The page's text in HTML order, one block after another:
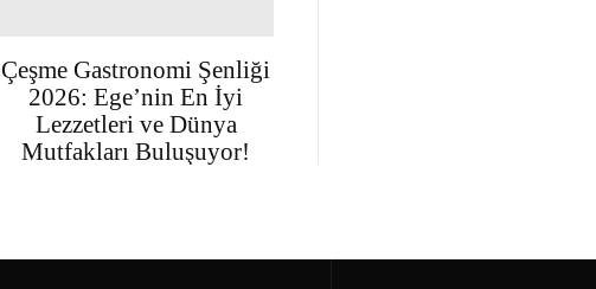
Çeşme Gastronomi Şenliği
2026: Ege’nin En İyi
Lezzetleri ve Dünya
Mutfakları Buluşuyor!